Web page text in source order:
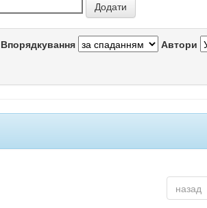
Впорядкування Автори
назад